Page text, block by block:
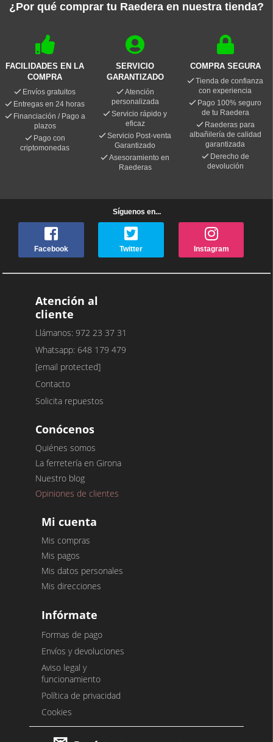
¿Por qué comprar tu Raedera en nuestra tienda?
FACILIDADES EN LA
COMPRA
Envíos gratuitos
Entregas en 24 horas
Financiación / Pago a
plazos
Pago con
criptomonedas
SERVICIO
GARANTIZADO
Atención
personalizada
Servicio rápido y
eficaz
Servicio Post-venta
Garantizado
Asesoramiento en
Raederas
COMPRA SEGURA
Tienda de confianza
con experiencia
Pago 100% seguro
de tu Raedera
Raederas para
albañilería de calidad
garantizada
Derecho de
devolución
Síguenos en...
Facebook Twitter Instagram
Atención al
cliente
Llámanos: 972 23 37 31
Whatsapp: 648 179 479
[email protected]
Contacto
Solicita repuestos
Conócenos
Quiénes somos
La ferretería en Girona
Nuestro blog
Opiniones de clientes
Mi cuenta
Mis compras
Mis pagos
Mis datos personales
Mis direcciones
Infórmate
Formas de pago
Envíos y devoluciones
Aviso legal y
funcionamiento
Política de privacidad
Cookies